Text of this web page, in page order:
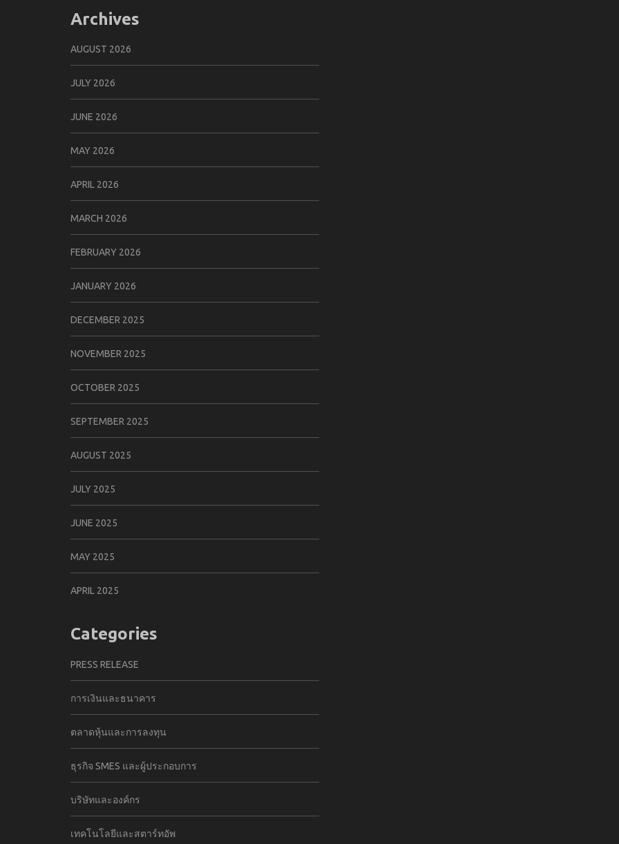
Archives
AUGUST 2026
JULY 2026
JUNE 2026
MAY 2026
APRIL 2026
MARCH 2026
FEBRUARY 2026
JANUARY 2026
DECEMBER 2025
NOVEMBER 2025
OCTOBER 2025
SEPTEMBER 2025
AUGUST 2025
JULY 2025
JUNE 2025
MAY 2025
APRIL 2025
Categories
PRESS RELEASE
การเงินและธนาคาร
ตลาดหุ้นและการลงทุน
ธุรกิจ SMES และผู้ประกอบการ
บริษัทและองค์กร
เทคโนโลยีและสตาร์ทอัพ